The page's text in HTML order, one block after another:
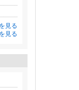
見る
見る